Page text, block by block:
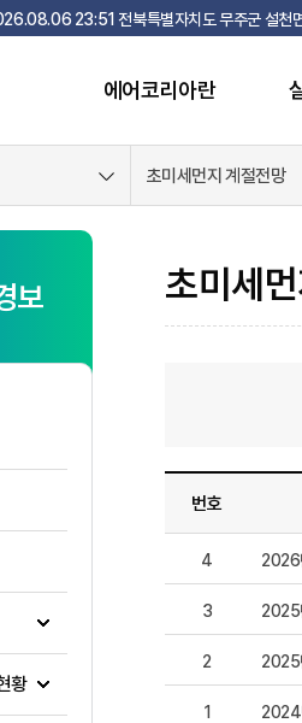
23:51 전북특별자치도 무주군 설천
사칭 스미싱 문자 주의 안내
에어코리아란
초미세먼지 계절전망
보
황
초미세
번호
4 2026
3 2025
2 2025
1 2024